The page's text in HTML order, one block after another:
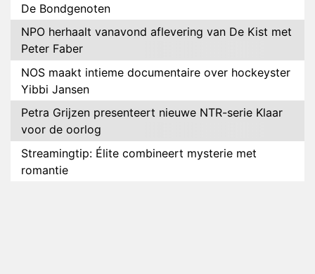
De Bondgenoten
NPO herhaalt vanavond aflevering van De Kist met
Peter Faber
NOS maakt intieme documentaire over hockeyster
Yibbi Jansen
Petra Grijzen presenteert nieuwe NTR-serie Klaar
voor de oorlog
Streamingtip: Élite combineert mysterie met
romantie